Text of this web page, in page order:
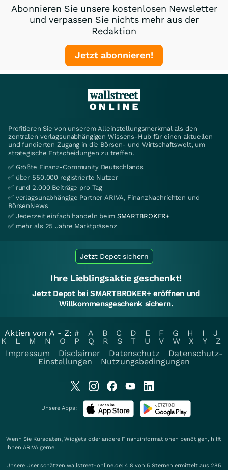
Abonnieren Sie unsere kostenlosen Newsletter
und verpassen Sie nichts mehr aus der
Redaktion
Jetzt abonnieren!
Profitieren Sie von unserem Alleinstellungsmerkmal als den
zentralen verlagsunabhängigen Wissens-Hub für einen aktuellen
und fundierten Zugang in die Börsen- und Wirtschaftswelt, um
strategische Entscheidungen zu treffen.
✅ Größte Finanz-Community Deutschlands
✅ über 550.000 registrierte Nutzer
✅ rund 2.000 Beiträge pro Tag
✅ verlagsunabhängige Partner ARIVA, FinanzNachrichten und
BörsenNews
✅ Jederzeit einfach handeln beim SMARTBROKER+
✅ mehr als 25 Jahre Marktpräsenz
Jetzt Depot sichern
Ihre Lieblingsaktie geschenkt!
Jetzt Depot bei SMARTBROKER+ eröffnen und
Willkommensgeschenk sichern.
Aktien von A - Z: # A B C D E F G H I
J
K
L M N O P Q R S T U V W X Y
Z
Impressum
Disclaimer Datenschutz
Datenschutz-
Einstellungen
Nutzungsbedingungen
Unsere Apps:
Wenn Sie Kursdaten, Widgets oder andere Finanzinformationen benötigen, hilft
Ihnen ARIVA gerne.
Unsere User schätzen wallstreet-online.de: 4.8 von 5 Sternen ermittelt aus 285